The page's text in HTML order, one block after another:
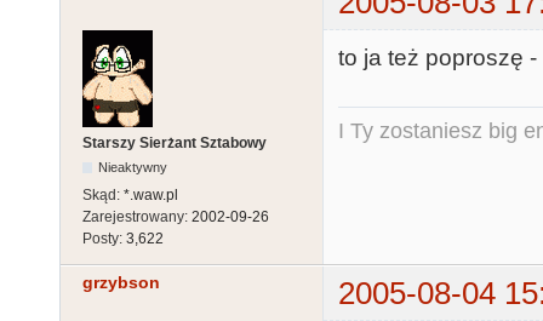
Starszy Sierżant Sztabowy
Nieaktywny
Skąd: *.waw.pl
Zarejestrowany: 2002-09-26
Posty: 3,622
to ja też poproszę
I Ty zostaniesz big
grzybson 2005-08-04